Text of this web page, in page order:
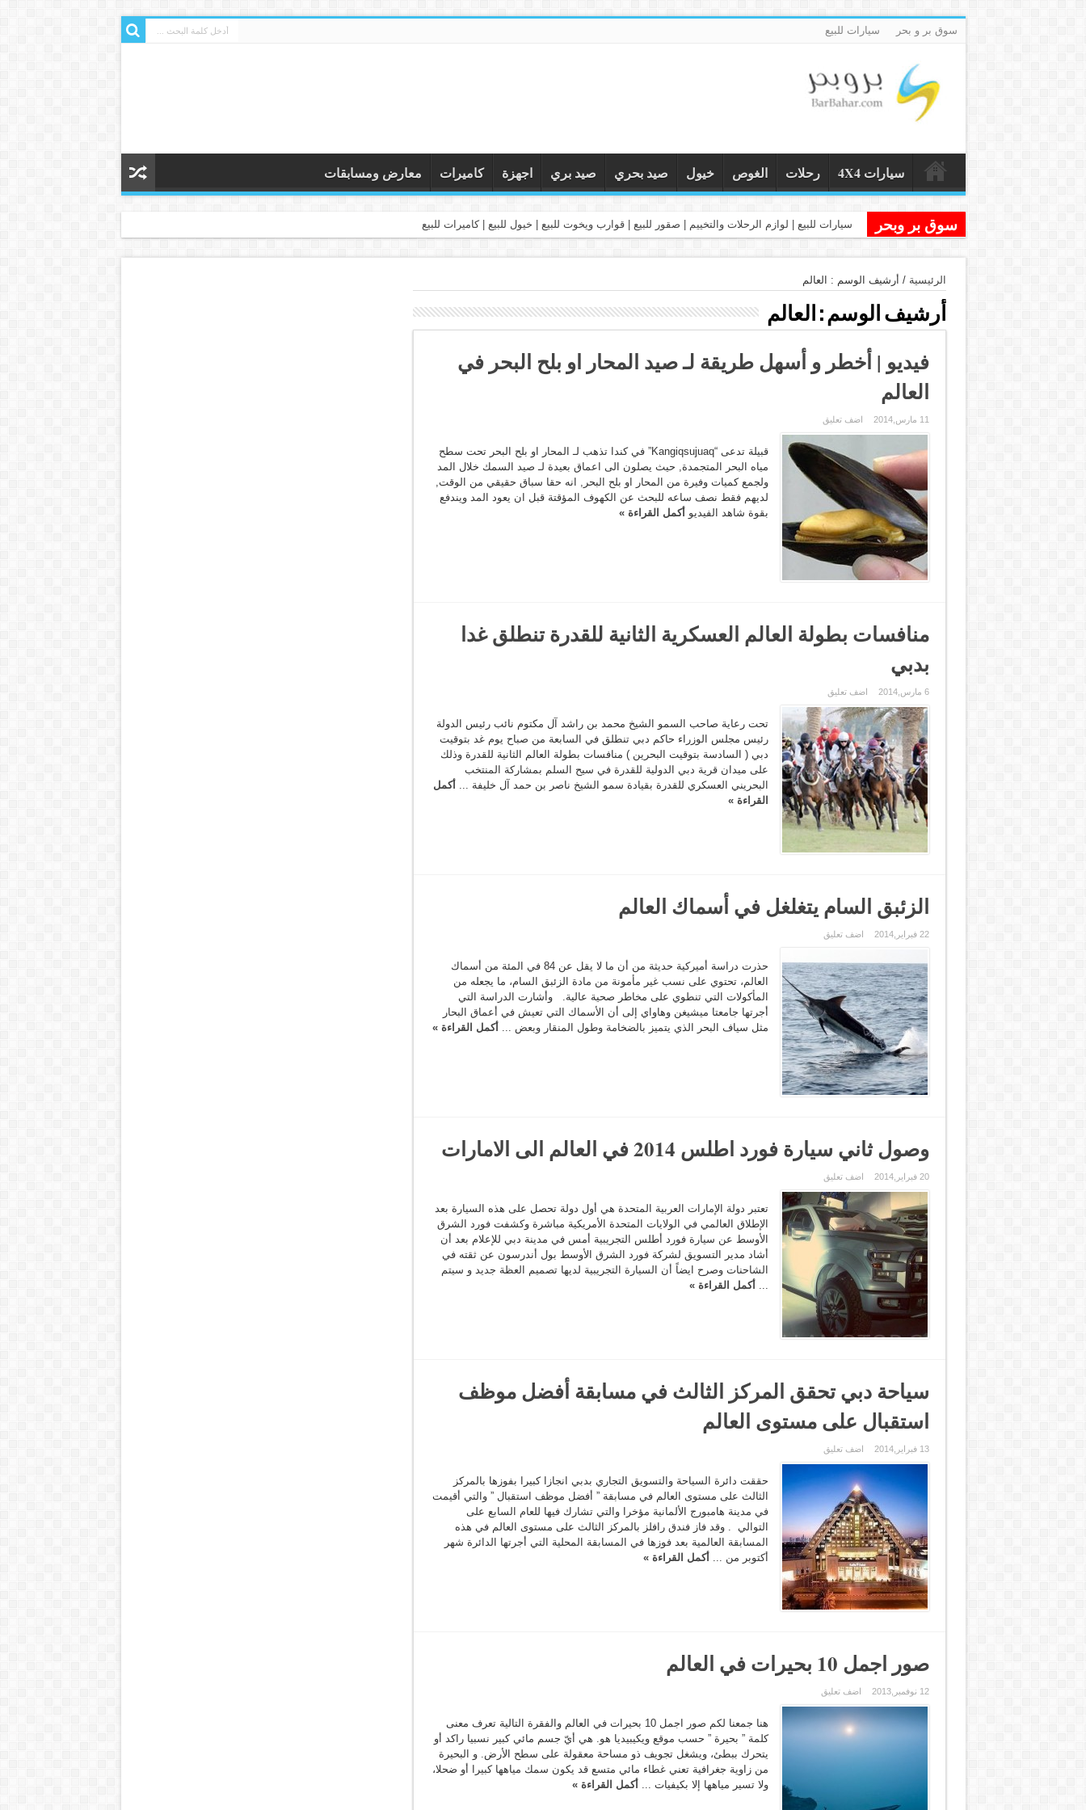
سوق بر و بحر سيارات للبيع
سيارات 4X4 رحلات الغوص خيول صيد بحري صيد بري اجهزة كاميرات معارض ومسابقات
سوق بر وبحر سيارات للبيع | لوازم الرحلات والتخييم | صقور للبيع | قوارب ويخوت للبيع | خيول للبيع | كاميرات للبيع
الرئيسية / أرشيف الوسم : العالم
أرشيف الوسم :العالم
فيديو | أخطر و أسهل طريقة لـ صيد المحار او بلح البحر في
العالم
11 مارس,2014 اضف تعليق
قبيلة تدعى “Kangiqsujuaq” في كندا تذهب لـ المحار او بلح البحر تحت سطح
مياه البحر المتجمدة, حيث يصلون الى اعماق بعيدة لـ صيد السمك خلال المد
ولجمع كميات وفيرة من المحار او بلح البحر, انه حقا سباق حقيقي من الوقت,
لديهم فقط نصف ساعه للبحث عن الكهوف المؤقتة قبل ان يعود المد ويندفع
بقوة شاهد الفيديو أكمل القراءة »
منافسات بطولة العالم العسكرية الثانية للقدرة تنطلق غدا
بدبي
6 مارس,2014 اضف تعليق
تحت رعاية صاحب السمو الشيخ محمد بن راشد آل مكتوم نائب رئيس الدولة
رئيس مجلس الوزراء حاكم دبي تنطلق في السابعة من صباح يوم غد بتوقيت
دبي ( السادسة بتوقيت البحرين ) منافسات بطولة العالم الثانية للقدرة وذلك
على ميدان قرية دبي الدولية للقدرة في سيح السلم بمشاركة المنتخب
البحريني العسكري للقدرة بقيادة سمو الشيخ ناصر بن حمد آل خليفة ... أكمل
القراءة »
الزئبق السام يتغلغل في أسماك العالم
22 فبراير,2014 اضف تعليق
حذرت دراسة أميركية حديثة من أن ما لا يقل عن 84 في المئة من أسماك
العالم، تحتوي على نسب غير مأمونة من مادة الزئبق السام، ما يجعله من
المأكولات التي تنطوي على مخاطر صحية عالية. وأشارت الدراسة التي
أجرتها جامعتا ميشيغن وهاواي إلى أن الأسماك التي تعيش في أعماق البحار
مثل سياف البحر الذي يتميز بالضخامة وطول المنقار وبعض ... أكمل القراءة »
وصول ثاني سيارة فورد اطلس 2014 في العالم الى الامارات
20 فبراير,2014 اضف تعليق
تعتبر دولة الإمارات العربية المتحدة هي أول دولة تحصل على هذه السيارة بعد
الإطلاق العالمي في الولايات المتحدة الأمريكية مباشرة وكشفت فورد الشرق
الأوسط عن سيارة فورد أطلس التجريبية أمس في مدينة دبي للإعلام بعد أن
أشاد مدير التسويق لشركة فورد الشرق الأوسط بول أندرسون عن ثقته في
الشاحنات وصرح ايضاً أن السيارة التجريبية لديها تصميم العظة جديد و سيتم
... أكمل القراءة »
سياحة دبي تحقق المركز الثالث في مسابقة أفضل موظف
استقبال على مستوى العالم
13 فبراير,2014 اضف تعليق
حققت دائرة السياحة والتسويق التجاري بدبي انجازا كبيرا بفوزها بالمركز
الثالث على مستوى العالم في مسابقة ” أفضل موظف استقبال ” والتي أقيمت
في مدينة هامبورج الألمانية مؤخرا والتي تشارك فيها للعام السابع على
التوالي . وقد فاز فندق رافلز بالمركز الثالث على مستوى العالم في هذه
المسابقة العالمية بعد فوزها في المسابقة المحلية التي أجرتها الدائرة شهر
أكتوبر من ... أكمل القراءة »
صور اجمل 10 بحيرات في العالم
12 نوفمبر,2013 اضف تعليق
هنا جمعنا لكم صور اجمل 10 بحيرات في العالم والفقرة التالية تعرف معنى
كلمة ” بحيرة ” حسب موقع ويكيبيديا هو. هي أيّ جسم مائي كبير نسبيا راكد أو
يتحرك ببطئ، ويشغل تجويف ذو مساحة معقولة على سطح الأرض. و البحيرة
من زاوية جغرافية تعني غطاء مائي متسع قد يكون سمك مياهها كبيرا أو ضحلا،
ولا تسير مياهها إلا بكيفيات ... أكمل القراءة »